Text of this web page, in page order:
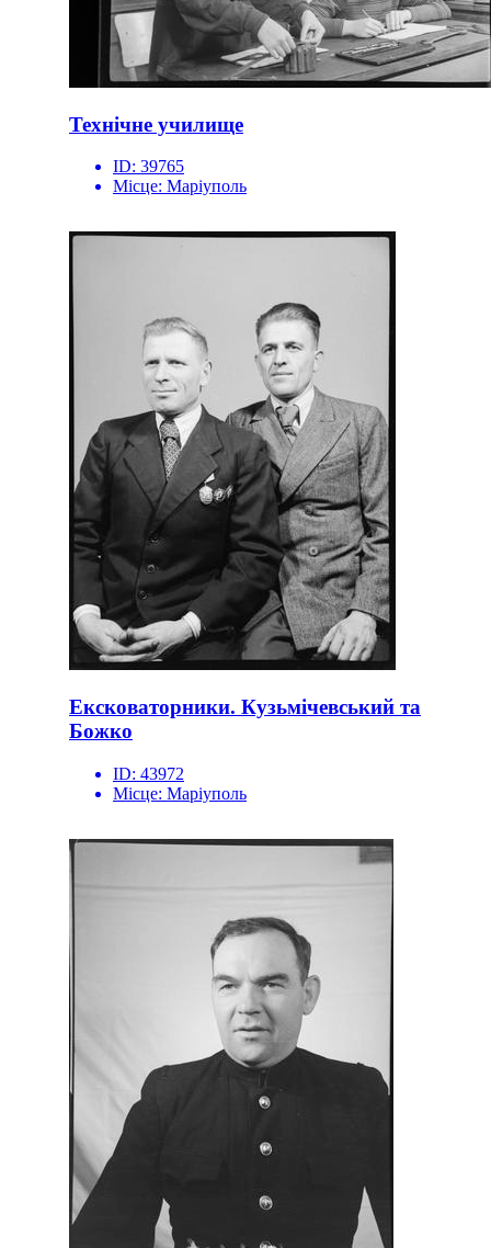
Технічне училище
ID: 39765
Місце: Маріуполь
Ексковаторники. Кузьмічевський та
Божко
ID: 43972
Місце: Маріуполь